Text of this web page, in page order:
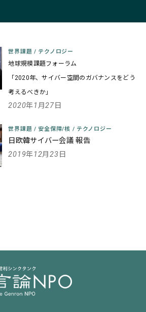
世界課題 / テクノロジー
地球規模課題フォーラム
「2020年、サイバー空間のガバナンスをどう
考えるべきか」
2020年1月27日
世界課題 / 安全保障/核 / テクノロジー
日欧韓サイバー会議 報告
2019年12月23日